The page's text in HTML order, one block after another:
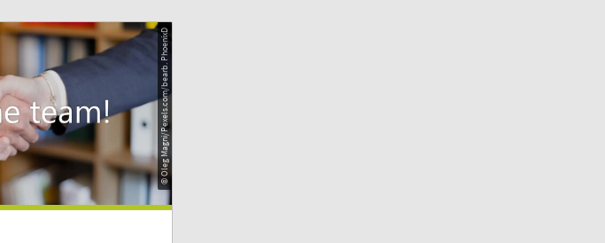
© Oleg Magni/Pexels.com/bearb. PhoenixD